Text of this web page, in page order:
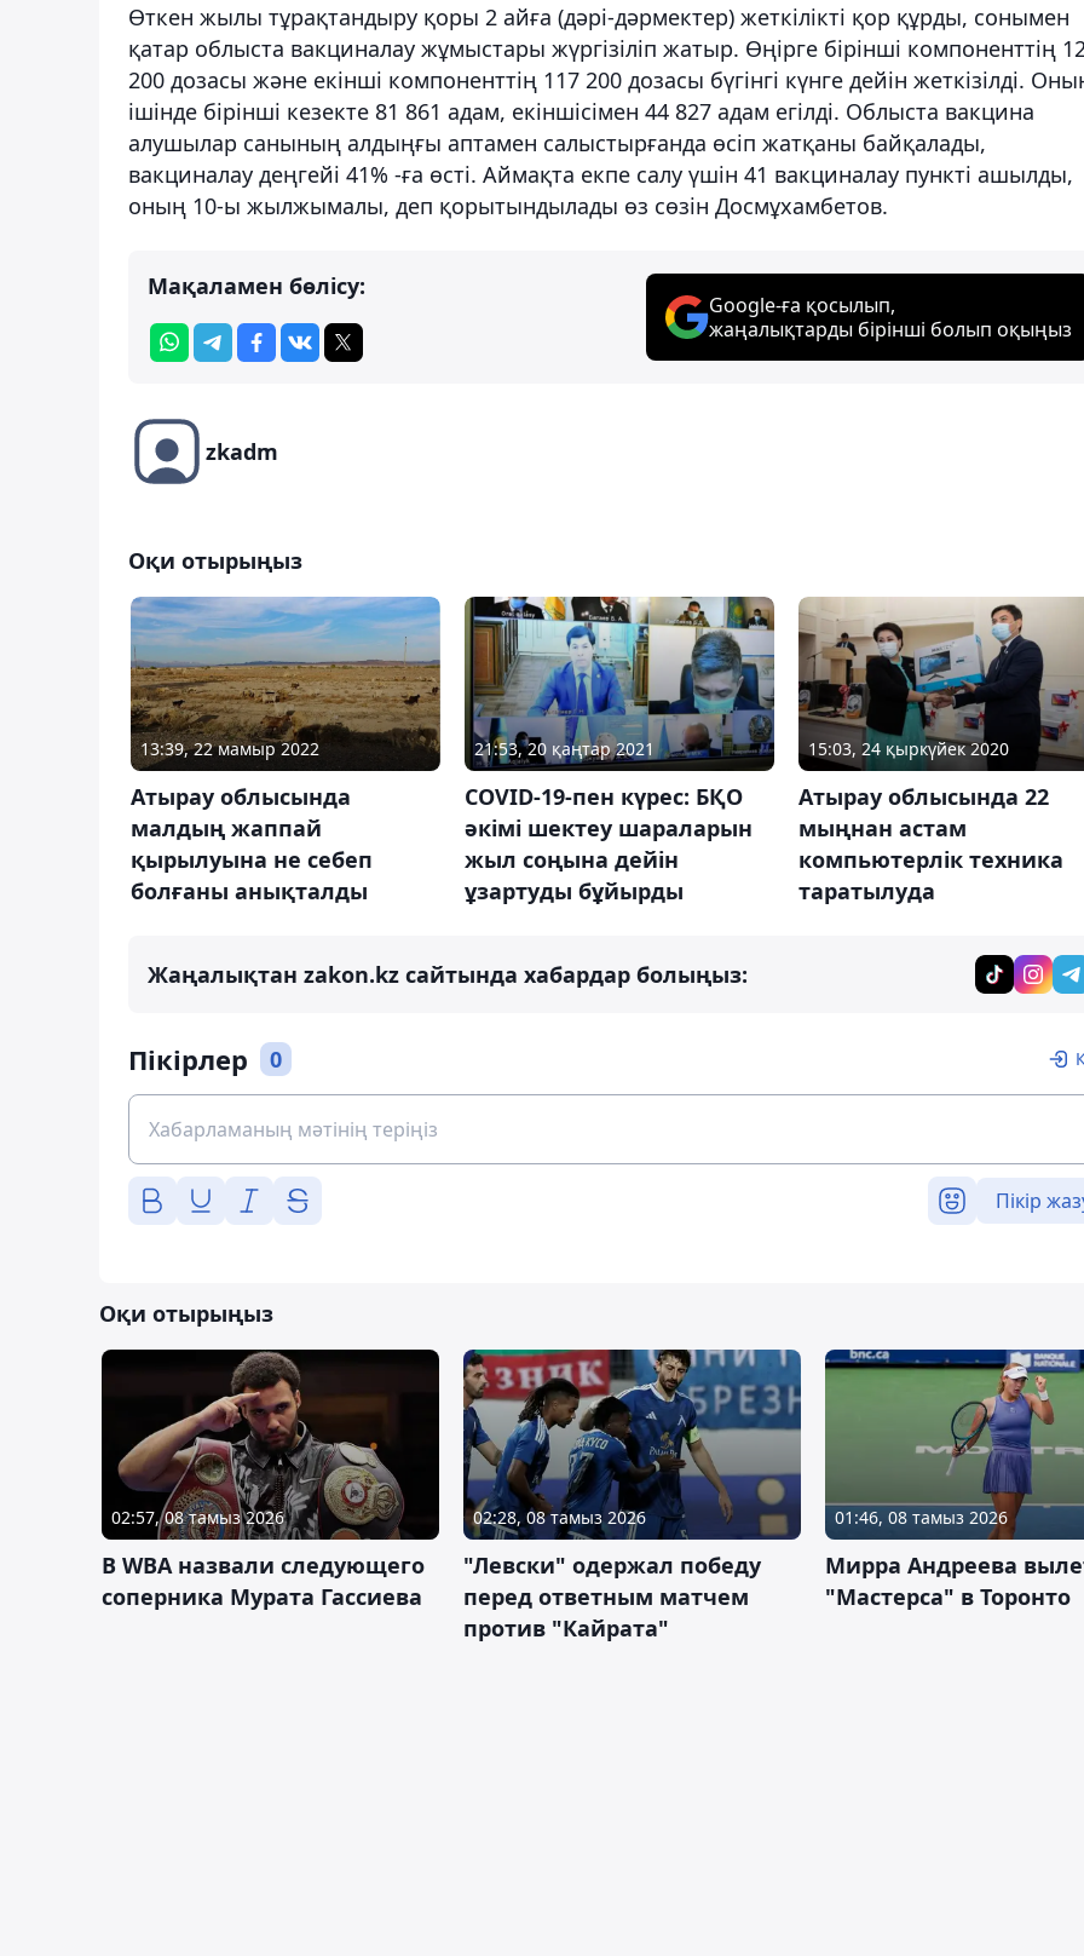
Өткен жылы тұрақтандыру қоры 2 айға (дәрі-дәрмектер) жеткілікті қор құрды, сонымен
қатар облыста вакциналау жұмыстары жүргізіліп жатыр. Өңірге бірінші компоненттің
200 дозасы және екінші компоненттің 117 200 дозасы бүгінгі күнге дейін жеткізілді.
ішінде бірінші кезекте 81 861 адам, екіншісімен 44 827 адам егілді. Облыста вакцина
алушылар санының алдыңғы аптамен салыстырғанда өсіп жатқаны байқалады,
вакциналау деңгейі 41% -ға өсті. Аймақта екпе салу үшін 41 вакциналау пункті ашылды,
оның 10-ы жылжымалы, деп қорытындылады өз сөзін Досмұхамбетов.
Мақаламен бөлісу:
Google-ға қосылып,
жаңалықтарды бірінші болып оқыңыз
zkadm
Оқи отырыңыз
13:39, 22 мамыр 2022
Атырау облысында
малдың жаппай
қырылуына не себеп
болғаны анықталды
21:53, 20 қаңтар 2021
COVID-19-пен күрес: БҚО
әкімі шектеу шараларын
жыл соңына дейін
ұзартуды бұйырды
15:03, 24 қыркүйек 2020
Атырау облысында 22
мыңнан астам
компьютерлік техника
таратылуда
Жаңалықтан zakon.kz сайтында хабардар болыңыз:
Пікірлер 0
Пікір
Оқи отырыңыз
02:57, 08 тамыз 2026
В WBA назвали следующего
соперника Мурата Гассиева
02:28, 08 тамыз 2026
"Левски" одержал победу
перед ответным матчем
против "Кайрата"
01:46, 08 тамыз 2026
Мирра Андреева
"Мастерса" в Торонто